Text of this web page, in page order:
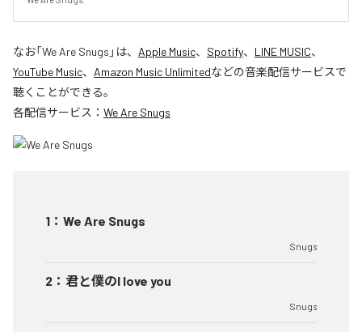
なお「We Are Snugs 」は、 Apple Music、 Spotify、 LINE MUSIC、
YouTube Music、 Amazon Music Unlimitedなどの音楽配信サービスで
聴くことができる。
各配信サービス： We Are Snugs
1 ： We Are Snugs
Snugs
2 ： 君と僕のI love you
Snugs